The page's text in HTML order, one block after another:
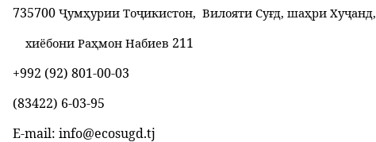
735700 Ҷумҳурии Тоҷикистон, Вилояти Суғд, шаҳри Хуҷанд,
хиёбони Раҳмон Набиев 211
+992 (92) 801-00-03
(83422) 6-03-95
E-mail: info@ecosugd.tj